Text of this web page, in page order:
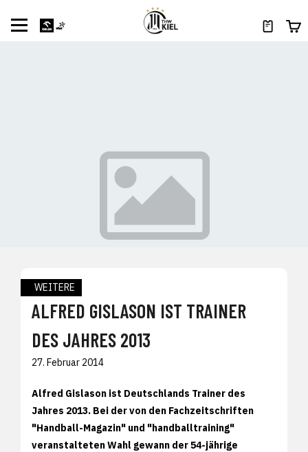
WEITERE
ALFRED GISLASON IST TRAINER
DES JAHRES 2013
27. Februar 2014
Alfred Gislason ist Deutschlands Trainer des
Jahres 2013. Bei der von den Fachzeitschriften
"Handball-Magazin" und "handballtraining"
veranstalteten Wahl gewann der 54-jährige